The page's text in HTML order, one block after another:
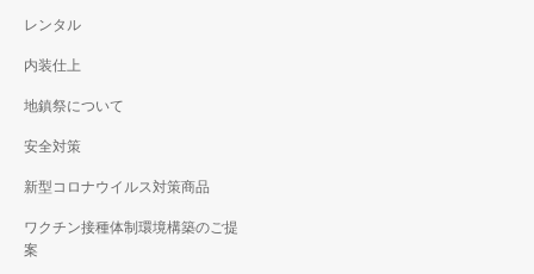
レンタル
内装仕上
地鎮祭について
安全対策
新型コロナウイルス対策商品
ワクチン接種体制環境構築のご提
案